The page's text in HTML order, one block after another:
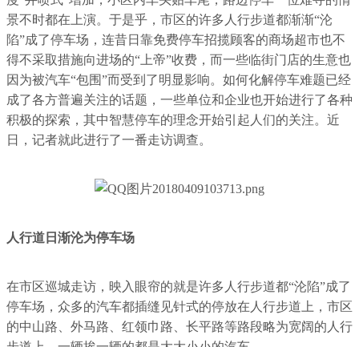
景不时都在上演。于是乎，市区的许多人行步道都渐渐“沦
陷”成了停车场，连昔日靠免费停车招揽顾客的商场超市也不
得不采取措施向进场的“上帝”收费，而一些临街门店的生意也
因为被汽车“包围”而受到了明显影响。如何化解停车难题已经
成了各方普遍关注的话题，一些单位和企业也开始进行了各种
积极的探索，其中智慧停车的理念开始引起人们的关注。近
日，记者就此进行了一番走访调查。
人行道日渐沦为停车场
在市区巡城走访，映入眼帘的就是许多人行步道都“沦陷”成了
停车场，众多的汽车都插缝见针式的停放在人行步道上，市区
的中山路、外马路、红领巾路、长平路等路段略为宽阔的人行